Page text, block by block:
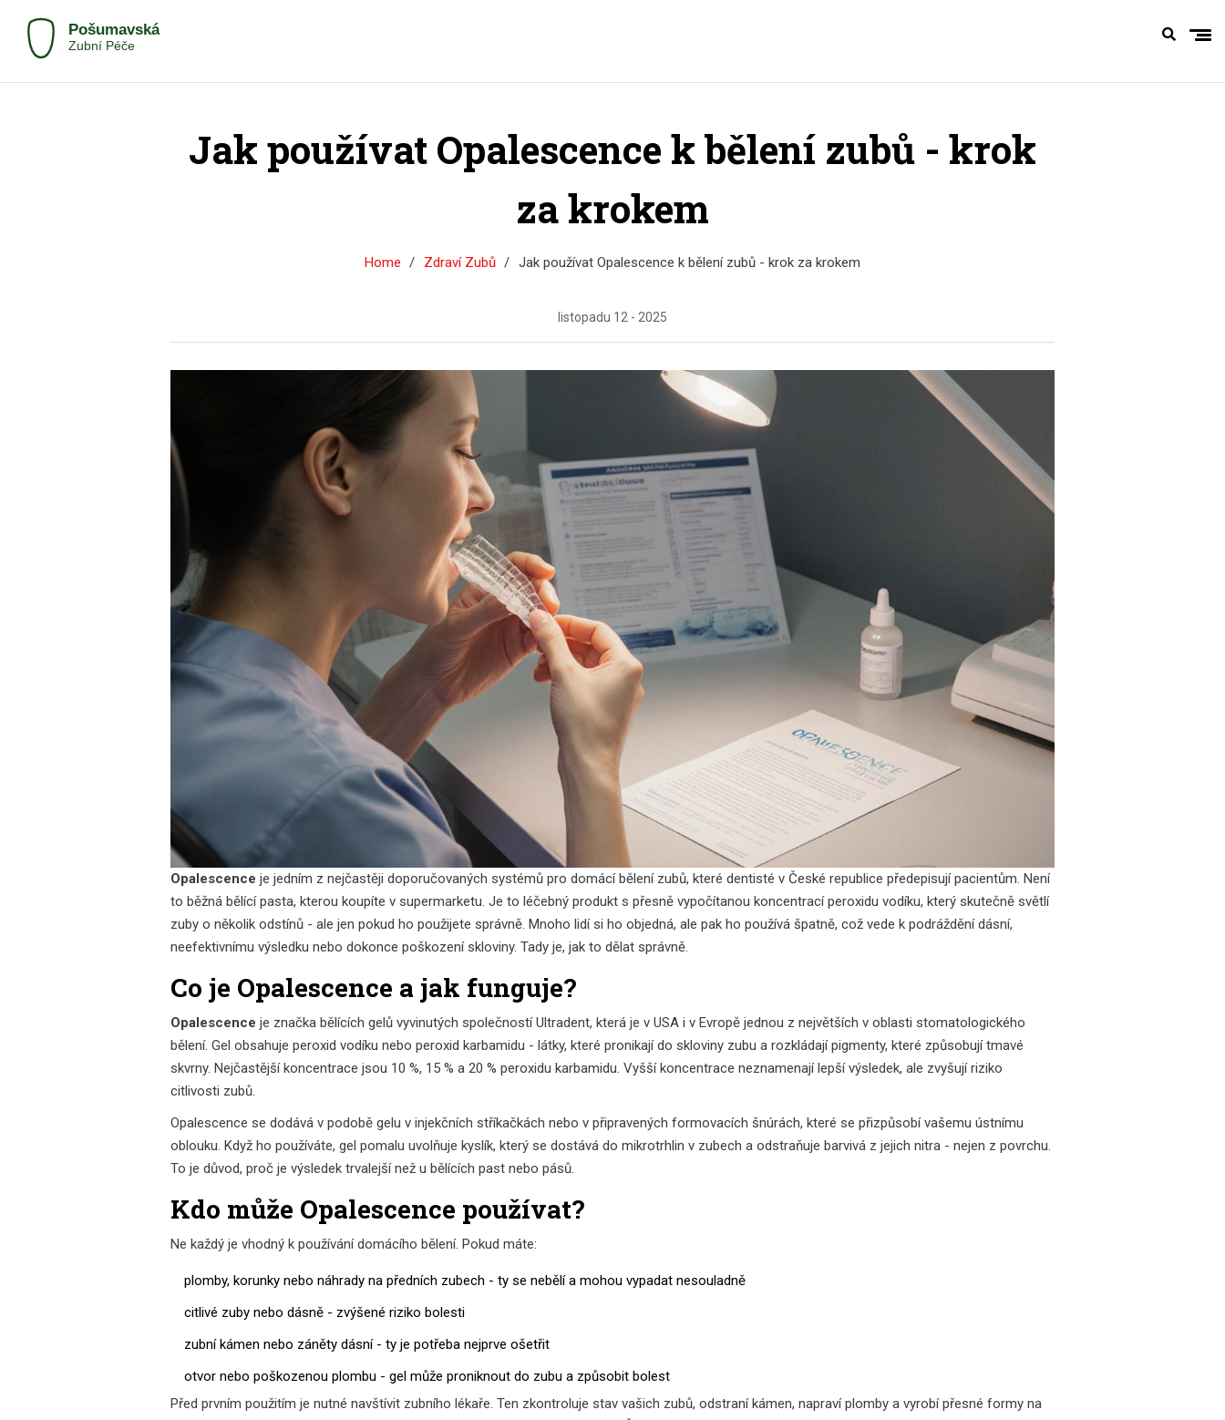
Jak používat Opalescence k bělení zubů - krok
za krokem
Home Zdraví Zubů Jak používat Opalescence k bělení zubů - krok za krokem
listopadu 12 - 2025
Opalescence je jedním z nejčastěji doporučovaných systémů pro domácí bělení zubů, které dentisté v České republice předepisují pacientům. Není
to běžná bělící pasta, kterou koupíte v supermarketu. Je to léčebný produkt s přesně vypočítanou koncentrací peroxidu vodíku, který skutečně světlí
zuby o několik odstínů - ale jen pokud ho použijete správně. Mnoho lidí si ho objedná, ale pak ho používá špatně, což vede k podráždění dásní,
neefektivnímu výsledku nebo dokonce poškození skloviny. Tady je, jak to dělat správně.
Co je Opalescence a jak funguje?
Opalescence je značka bělících gelů vyvinutých společností Ultradent, která je v USA i v Evropě jednou z největších v oblasti stomatologického
bělení. Gel obsahuje peroxid vodíku nebo peroxid karbamidu - látky, které pronikají do skloviny zubu a rozkládají pigmenty, které způsobují tmavé
skvrny. Nejčastější koncentrace jsou 10 %, 15 % a 20 % peroxidu karbamidu. Vyšší koncentrace neznamenají lepší výsledek, ale zvyšují riziko
citlivosti zubů.
Opalescence se dodává v podobě gelu v injekčních stříkačkách nebo v připravených formovacích šnúrách, které se přizpůsobí vašemu ústnímu
oblouku. Když ho používáte, gel pomalu uvolňuje kyslík, který se dostává do mikrotrhlin v zubech a odstraňuje barvivá z jejich nitra - nejen z povrchu.
To je důvod, proč je výsledek trvalejší než u bělících past nebo pásů.
Kdo může Opalescence používat?
Ne každý je vhodný k používání domácího bělení. Pokud máte:
plomby, korunky nebo náhrady na předních zubech - ty se nebělí a mohou vypadat nesouladně
citlivé zuby nebo dásně - zvýšené riziko bolesti
zubní kámen nebo záněty dásní - ty je potřeba nejprve ošetřit
otvor nebo poškozenou plombu - gel může proniknout do zubu a způsobit bolest
Před prvním použitím je nutné navštívit zubního lékaře. Ten zkontroluje stav vašich zubů, odstraní kámen, napraví plomby a vyrobí přesné formy na